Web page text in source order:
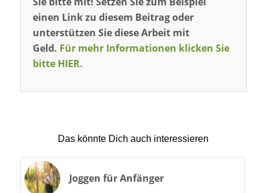
einen Link zu diesem Beitrag oder
unterstützen Sie diese Arbeit mit
Geld. Für mehr Informationen klicken Sie
bitte HIER.
Das könnte Dich auch interessieren
Joggen für Anfänger